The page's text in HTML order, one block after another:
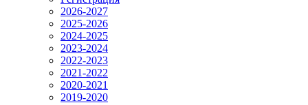
2026-2027
2025-2026
2024-2025
2023-2024
2022-2023
2021-2022
2020-2021
2019-2020